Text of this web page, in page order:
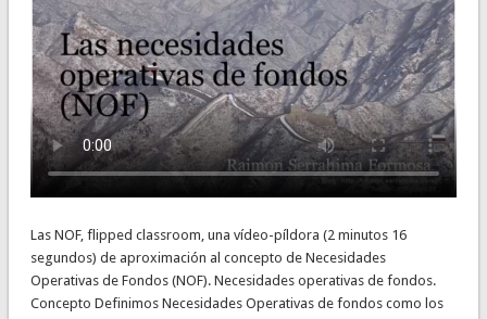
Las NOF, flipped classroom, una vídeo-píldora (2 minutos 16
segundos) de aproximación al concepto de Necesidades
Operativas de Fondos (NOF). Necesidades operativas de fondos.
Concepto Definimos Necesidades Operativas de fondos como los